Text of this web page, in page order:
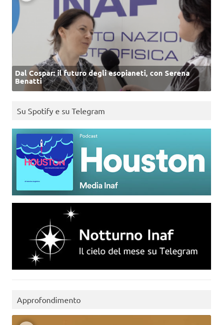
Dal Cospar: il futuro degli esopianeti, con Serena
Benatti
Su Spotify e su Telegram
Approfondimento